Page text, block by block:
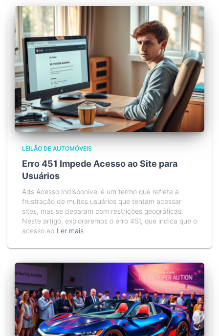
LEILÃO DE AUTOMÓVEIS
Erro 451 Impede Acesso ao Site para
Usuários
Ads Acesso Indisponível é um termo que reflete a
frustração de muitos usuários que tentam acessar
sites, mas se deparam com restrições geográficas.
Neste artigo, exploraremos o erro 451, que indica que o
acesso ao Ler mais